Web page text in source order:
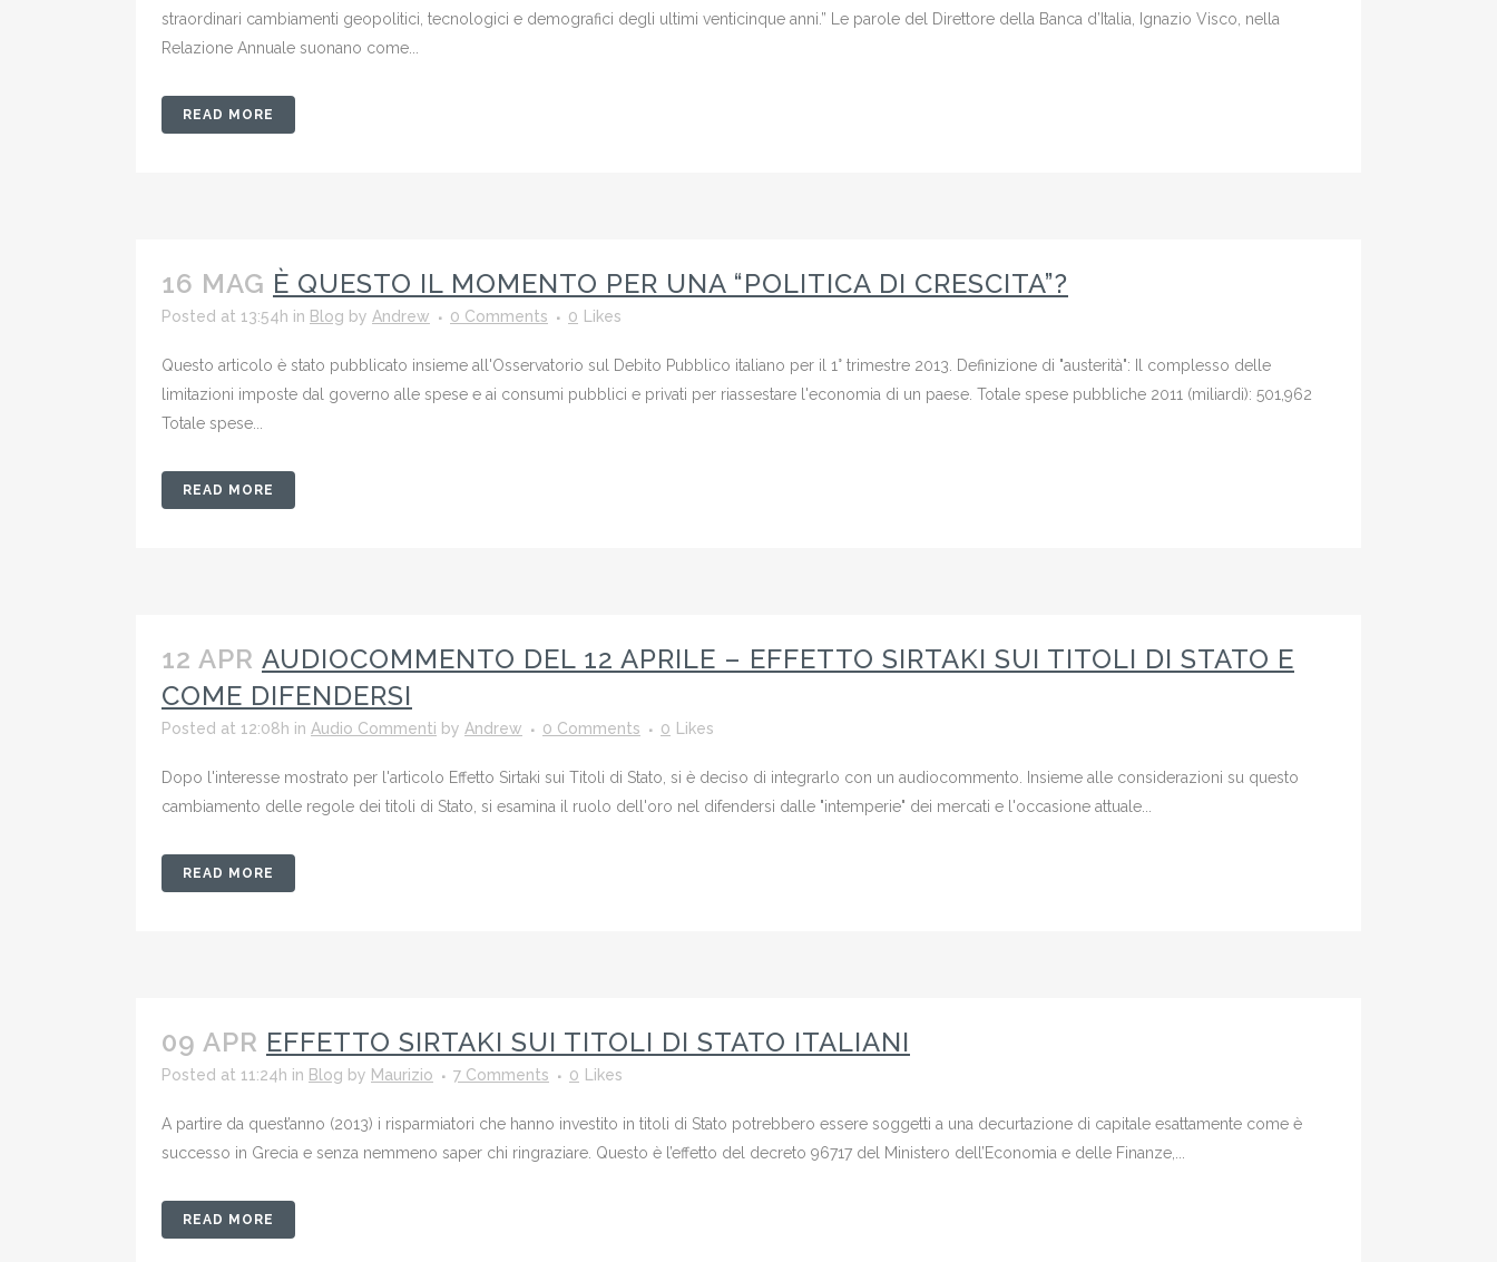
straordinari cambiamenti geopolitici, tecnologici e demografici degli ultimi venticinque anni.” Le parole del Direttore della Banca d’Italia, Ignazio Visco, nella
Relazione Annuale suonano come...
READ MORE
16 MAG È QUESTO IL MOMENTO PER UNA “POLITICA DI CRESCITA”?
Posted at 13:54h in Blog by Andrew 0 Comments 0 Likes
Questo articolo è stato pubblicato insieme all'Osservatorio sul Debito Pubblico italiano per il 1° trimestre 2013. Definizione di "austerità": Il complesso delle
limitazioni imposte dal governo alle spese e ai consumi pubblici e privati per riassestare l'economia di un paese. Totale spese pubbliche 2011 (miliardi): 501,962
Totale spese...
READ MORE
12 APR AUDIOCOMMENTO DEL 12 APRILE – EFFETTO SIRTAKI SUI TITOLI DI STATO E
COME DIFENDERSI
Posted at 12:08h in Audio Commenti by Andrew 0 Comments 0 Likes
Dopo l'interesse mostrato per l'articolo Effetto Sirtaki sui Titoli di Stato, si è deciso di integrarlo con un audiocommento. Insieme alle considerazioni su questo
cambiamento delle regole dei titoli di Stato, si esamina il ruolo dell'oro nel difendersi dalle "intemperie" dei mercati e l'occasione attuale...
READ MORE
09 APR EFFETTO SIRTAKI SUI TITOLI DI STATO ITALIANI
Posted at 11:24h in Blog by Maurizio 7 Comments 0 Likes
A partire da quest’anno (2013) i risparmiatori che hanno investito in titoli di Stato potrebbero essere soggetti a una decurtazione di capitale esattamente come è
successo in Grecia e senza nemmeno saper chi ringraziare. Questo è l’effetto del decreto 96717 del Ministero dell’Economia e delle Finanze,...
READ MORE